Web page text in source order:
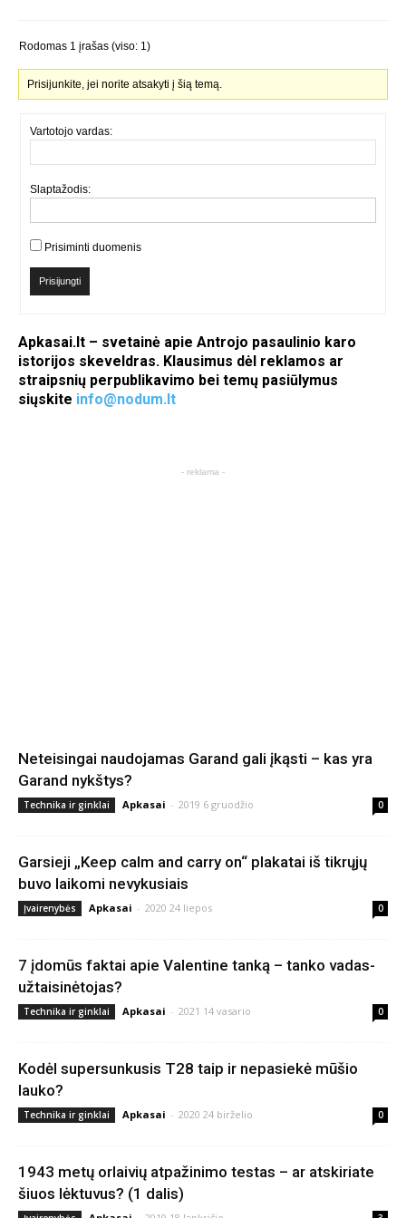
Rodomas 1 įrašas (viso: 1)
Prisijunkite, jei norite atsakyti į šią temą.
Vartotojo vardas:
Slaptažodis:
Prisiminti duomenis
Prisijungti
Apkasai.lt – svetainė apie Antrojo pasaulinio karo
istorijos skeveldras. Klausimus dėl reklamos ar
straipsnių perpublikavimo bei temų pasiūlymus
siųskite info@nodum.lt
- reklama -
Neteisingai naudojamas Garand gali įkąsti – kas yra
Garand nykštys?
Technika ir ginklai Apkasai - 2019 6 gruodžio 0
Garsieji „Keep calm and carry on“ plakatai iš tikrųjų
buvo laikomi nevykusiais
Įvairenybės Apkasai - 2020 24 liepos 0
7 įdomūs faktai apie Valentine tanką – tanko vadas-
užtaisinėtojas?
Technika ir ginklai Apkasai - 2021 14 vasario 0
Kodėl supersunkusis T28 taip ir nepasiekė mūšio
lauko?
Technika ir ginklai Apkasai - 2020 24 birželio 0
1943 metų orlaivių atpažinimo testas – ar atskiriate
šiuos lėktuvus? (1 dalis)